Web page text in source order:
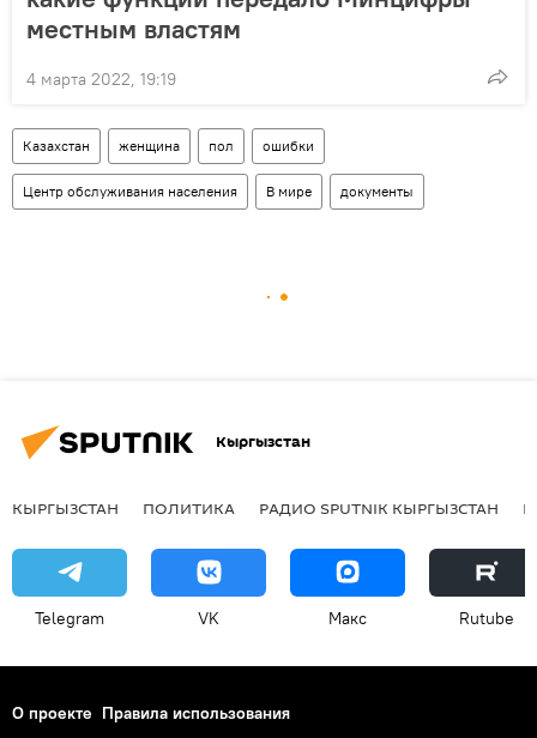
местным властям
4 марта 2022, 19:19
Казахстан женщина пол ошибки
Центр обслуживания населения В мире документы
Кыргызстан
КЫРГЫЗСТАН ПОЛИТИКА РАДИО SPUTNIK КЫРГЫЗСТАН
Telegram VK Макс Rutube
О проекте Правила использования